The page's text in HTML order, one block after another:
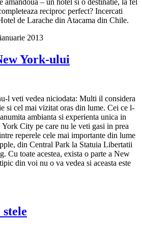
amandoua – un hotel si o destinatie, la fel
reciproc perfect? Incercati
de Larache din Atacama din Chile.
2013
York-ului
l veti vedea niciodata: Multi il considera
si cel mai vizitat oras din lume. Cei ce l-
ambianta si experienta unica in
City pe care nu le veti gasi in prea
reperele cele mai importante din lume
din Central Park la Statuia Libertatii
Cu toate acestea, exista o parte a New
din voi nu o va vedea si aceasta este